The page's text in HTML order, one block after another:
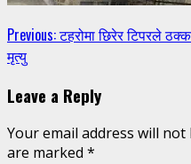
Continue
Reading
Previous:टहरोमा छिरेर टिपरले
मृत्यु
Leave a Reply
Your email address will not
are marked *